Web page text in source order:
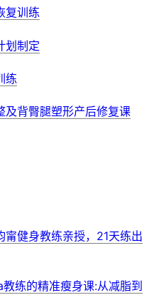
复训练
划制定
练
及背臀腿塑形产后修复课
健身教练亲授，21天练出
练的精准瘦身课:从减脂到